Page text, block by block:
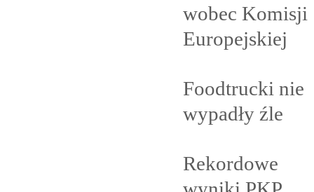
wobec Komisji
Europejskiej
Foodtrucki nie
wypadły źle
Rekordowe